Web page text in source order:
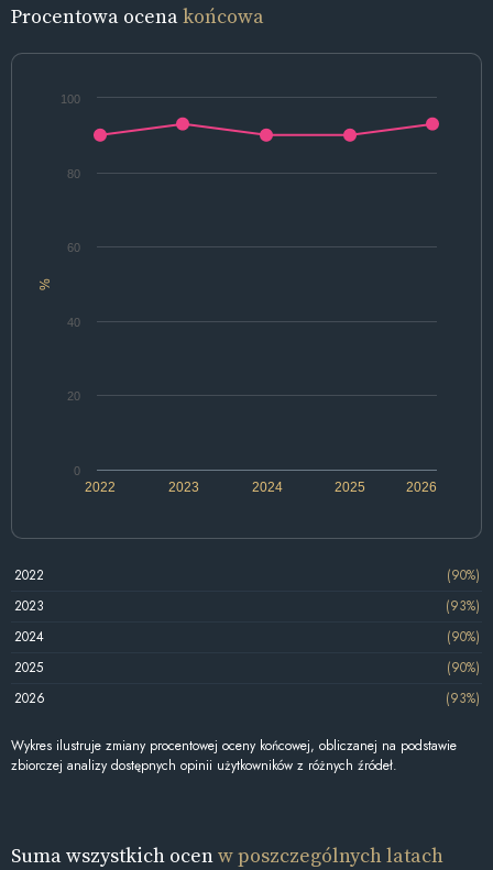
Procentowa ocenakońcowa
%
2022 2024 2026
2023 2025
0
20
40
60
80
100
2022
(90%)
2023
(93%)
2024
(90%)
2025
(90%)
2026
(93%)
Wykres ilustruje zmiany procentowej oceny końcowej, obliczanej na podstawie
zbiorczej analizy dostępnych opinii użytkowników z różnych źródeł.
Suma wszystkich ocenw poszczególnych latach